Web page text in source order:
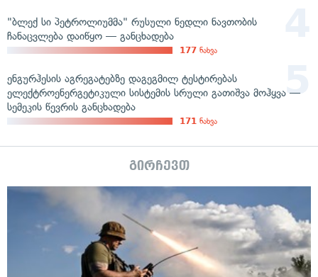
"ბლექ სი პეტროლიუმმა" რუსული ნედლი ნავთობის
ჩანაცვლება დაიწყო — განცხადება
177 ნახვა
ენგურჰესის აგრეგატებზე დაგეგმილ ტესტირებას
ელექტროენერგეტიკული სისტემის სრული გათიშვა მოჰყვა —
სემეკის წევრის განცხადება
171 ნახვა
გირჩევთ